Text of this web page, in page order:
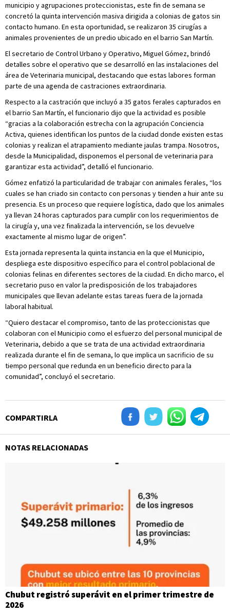
municipio y agrupaciones proteccionistas, este fin de semana se
concretó la quinta intervención masiva dirigida a colonias de gatos sin
contacto humano. En esta oportunidad, se realizaron 35 cirugías a
animales provenientes de un predio ubicado en el barrio San Martín.
El secretario de Control Urbano y Operativo, Miguel Gómez, brindó
detalles sobre el operativo que se desarrolló en las instalaciones del
área de Veterinaria municipal, destacando que estas labores forman
parte de una agenda de castraciones extraordinaria.
Respecto a la castración que incluyó a 35 gatos ferales capturados en
el barrio San Martín, el funcionario dijo que la actividad es posible
“gracias a la colaboración estrecha con la agrupación Conciencia
Activa, quienes identifican los puntos de la ciudad donde existen estas
colonias y realizan el atrapamiento mediante jaulas trampa. Nosotros,
desde la Municipalidad, disponemos el personal de veterinaria para
garantizar esta actividad”, detalló el funcionario.
Gómez enfatizó la particularidad de trabajar con animales ferales, “los
cuales se han criado sin contacto con personas y tienden a huir ante su
presencia. Es un proceso que requiere logística, dado que los animales
ya llevan 24 horas capturados para cumplir con los requerimientos de
la cirugía y, una vez finalizada la intervención, se los devuelve
exactamente al mismo lugar de origen”.
Esta jornada representa la quinta instancia en la que el Municipio,
despliega este dispositivo específico para el control poblacional de
colonias felinas en diferentes sectores de la ciudad. En dicho marco, el
secretario puso en valor la predisposición de los trabajadores
municipales que llevan adelante estas tareas fuera de la jornada
laboral habitual.
“Quiero destacar el compromiso, tanto de las proteccionistas que
colaboran con el Municipio como el esfuerzo del personal municipal de
Veterinaria, debido a que se trata de una actividad extraordinaria
realizada durante el fin de semana, lo que implica un sacrificio de su
tiempo personal que redunda en un beneficio directo para la
comunidad”, concluyó el secretario.
COMPARTIRLA
NOTAS RELACIONADAS
Chubut registró superávit en el primer trimestre de
2026